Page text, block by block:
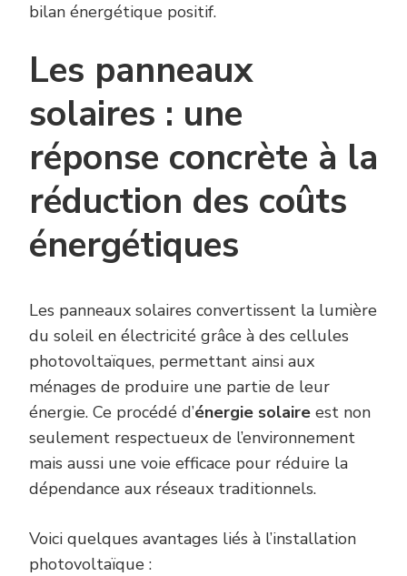
bilan énergétique positif.
Les panneaux
solaires : une
réponse concrète à la
réduction des coûts
énergétiques
Les panneaux solaires convertissent la lumière
du soleil en électricité grâce à des cellules
photovoltaïques, permettant ainsi aux
ménages de produire une partie de leur
énergie. Ce procédé d’énergie solaire est non
seulement respectueux de l’environnement
mais aussi une voie efficace pour réduire la
dépendance aux réseaux traditionnels.
Voici quelques avantages liés à l’installation
photovoltaïque :